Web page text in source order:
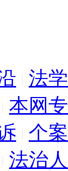
法
本网
个
法治